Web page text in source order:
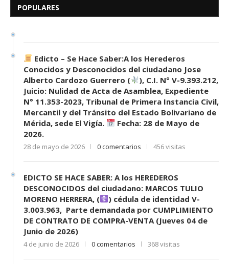
POPULARESDesconocidos del...
Edicto – Se Hace Saber:A los Herederos
Conocidos y Desconocidos del ciudadano Jose
Alberto Cardozo Guerrero (
), C.I. N° V-9.393.212,
Juicio: Nulidad de Acta de Asamblea, Expediente
N° 11.353-2023, Tribunal de Primera Instancia Civil,
Mercantil y del Tránsito del Estado Bolivariano de
Mérida, sede El Vigía.
Fecha: 28 de Mayo de
2026.
28 de mayo de 2026 0 comentarios 456 visitas
EDICTO SE HACE SABER: A los HEREDEROS
DESCONOCIDOS del ciudadano: MARCOS TULIO
MORENO HERRERA, (
) cédula de identidad V-
3.003.963, Parte demandada por CUMPLIMIENTO
DE CONTRATO DE COMPRA-VENTA (Jueves 04 de
Junio de 2026)
4 de junio de 2026 0 comentarios 368 visitas